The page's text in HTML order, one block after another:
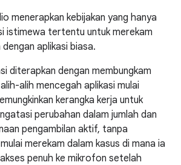
menerapkan kebijakan yang hanya
istimewa tertentu untuk merekam
aplikasi biasa.
diterapkan dengan membungkam
alih mencegah aplikasi mulai
kerangka kerja untuk
perubahan dalam jumlah dan
pengambilan aktif, tanpa
merekam dalam kasus di mana ia
penuh ke mikrofon setelah